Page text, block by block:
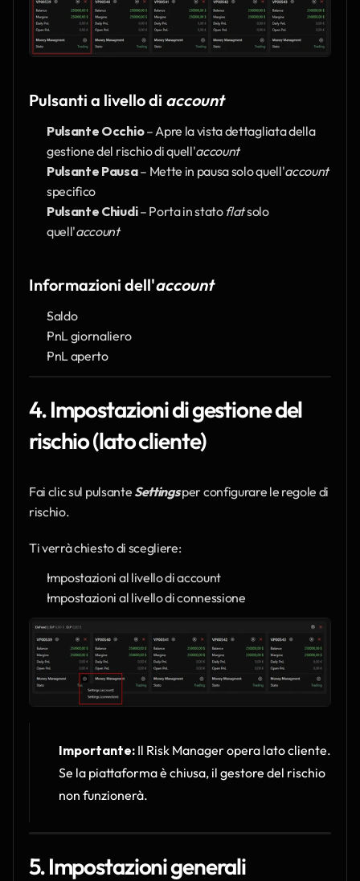
Pulsanti a livello di account
Pulsante Occhio – Apre la vista dettagliata della
gestione del rischio di quell'account
Pulsante Pausa – Mette in pausa solo quell'account
specifico
Pulsante Chiudi – Porta in stato flat solo
quell'account
Informazioni dell'account
Saldo
PnL giornaliero
PnL aperto
4. Impostazioni di gestione del
rischio (lato cliente)
Fai clic sul pulsante Settings per configurare le regole di
rischio.
Ti verrà chiesto di scegliere:
Impostazioni al livello di account
Impostazioni al livello di connessione
Importante: Il Risk Manager opera lato cliente.
Se la piattaforma è chiusa, il gestore del rischio
non funzionerà.
5. Impostazioni generali